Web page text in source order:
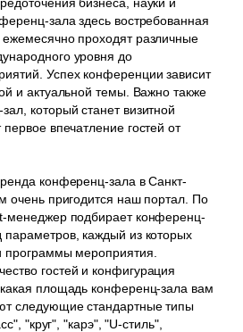
зала здесь востребованная
проходят различные
уровня до
Успех конференции зависит
и актуальной темы. Важно также
который станет визитной
первое впечатление гостей от
конференц-зала в Санкт-
очень пригодится наш портал. По
менеджер подбирает конференц-
каждый из которых
программы мероприятия.
гостей и конфигурация
площадь конференц-зала вам
следующие стандартные типы
"круг", "карэ", "U-стиль",